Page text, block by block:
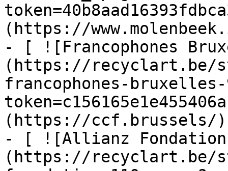
(https://
- [ ![Francophones
(https://recyclart.be/
francophones-bruxelles-
(https://ccf.brussels/)
- [ ![Allianz
(https://recyclart.be/